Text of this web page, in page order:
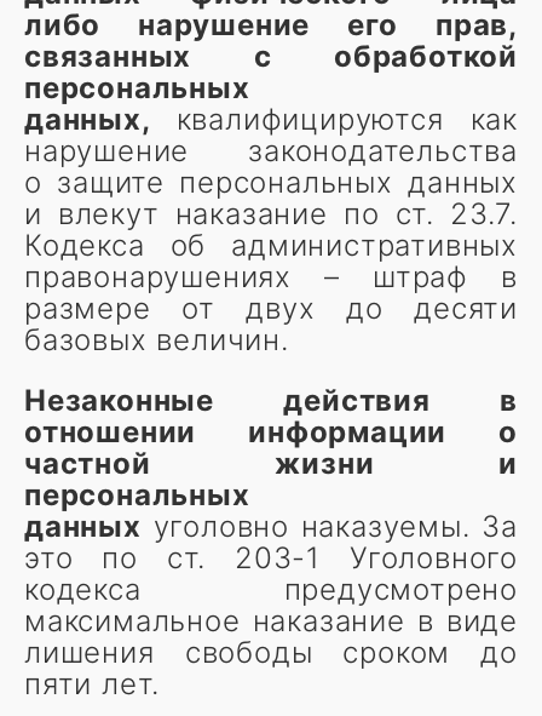
либо нарушение его прав,
связанных с обработкой
персональных
данных, квалифицируются как
нарушение законодательства
о защите персональных данных
и влекут наказание по ст. 23.7.
Кодекса об административных
правонарушениях – штраф в
размере от двух до десяти
базовых величин.
Незаконные действия в
отношении информации о
частной жизни и
персональных
данных уголовно наказуемы. За
это по ст. 203-1 Уголовного
кодекса предусмотрено
максимальное наказание в виде
лишения свободы сроком до
пяти лет.